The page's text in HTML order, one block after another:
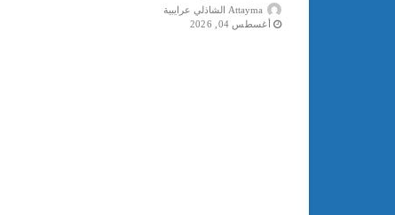
Attayma الشاذلي عرايبية
أغسطس 04, 2026